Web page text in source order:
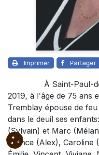
Imprimer Partager
À Saint-Paul-de-
2019, à l'âge de 75 ans
Tremblay épouse de
dans le deuil ses
(Sylvain) et Marc
France (Alex), Caroline